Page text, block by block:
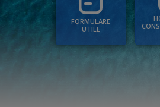
FORMULARE
UTILE